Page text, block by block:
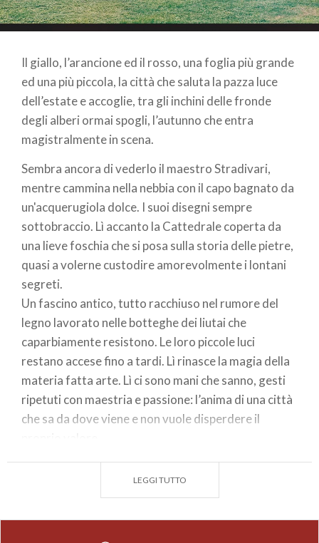
Il giallo, l’arancione ed il rosso, una foglia più grande
ed una più piccola, la città che saluta la pazza luce
dell’estate e accoglie, tra gli inchini delle fronde
degli alberi ormai spogli, l’autunno che entra
magistralmente in scena.
Sembra ancora di vederlo il maestro Stradivari,
mentre cammina nella nebbia con il capo bagnato da
un'acquerugiola dolce. I suoi disegni sempre
sottobraccio. Lì accanto la Cattedrale coperta da
una lieve foschia che si posa sulla storia delle pietre,
quasi a volerne custodire amorevolmente i lontani
segreti.
Un fascino antico, tutto racchiuso nel rumore del
legno lavorato nelle botteghe dei liutai che
caparbiamente resistono. Le loro piccole luci
restano accese fino a tardi. Lì rinasce la magia della
materia fatta arte. Lì ci sono mani che sanno, gesti
ripetuti con maestria e passione: l’anima di una città
che sa da dove viene e non vuole disperdere il
color miele dell’Auditorium Giovanni Arvedi, un
abbraccio che sa riempirti l’anima. Le corde ben tese
LEGGI TUTTO